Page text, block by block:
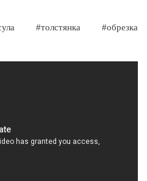
#толстянка #обрезка